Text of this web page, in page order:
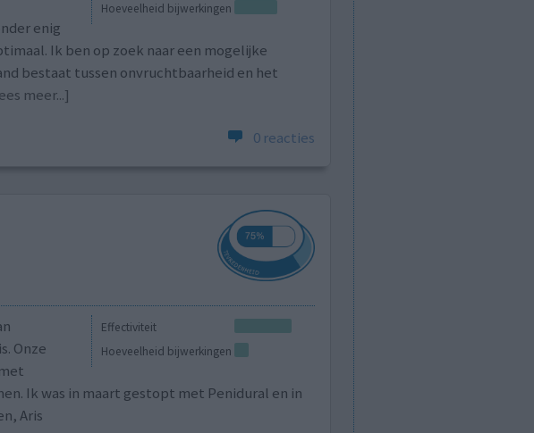
Hoeveelheid bijwerkingen
enig
Ik ben op zoek naar een mogelijke
bestaat tussen onvruchtbaarheid en het
meer...]
0 reacties
Effectiviteit
Hoeveelheid bijwerkingen
Onze
Ik was in maart gestopt met Penidural en in
Aris